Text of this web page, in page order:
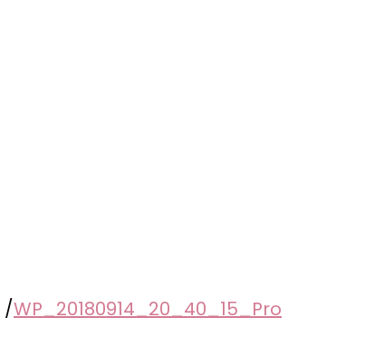
/WP_20180914_20_40_15_Pro